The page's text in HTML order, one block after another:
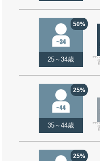
50%
25～34歳
25%
35～44歳
25%